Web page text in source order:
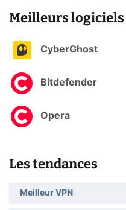
Meilleurs logiciels
CyberGhost
Bitdefender
Opera
Les tendances
Meilleur VPN